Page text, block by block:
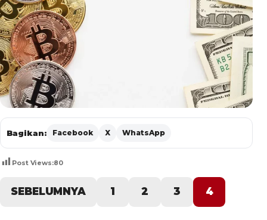
Bagikan: Facebook X WhatsApp
Post Views:80
SEBELUMNYA 1 2 3 4